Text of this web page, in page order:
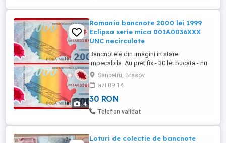
4
Romania bancnote 2000 lei 1999
Eclipsa serie mica 001A0036XXX
UNC necirculate
Bancnotele din imagini in stare
impecabila. Au pret fix - 30 lei bucata - nu
accept oferte sub acest pret. Nu fac
schimburi. Predarea personala in Sanpetru
sau Brasov Coresi Mall. Nu trimit in tara la
nimeni cu plata ramburs. Pentru detalii rog
sa fiu sunat la numarul afisat.
Sanpetru, Brasov
azi 09:14
30 RON
Telefon validat
Loturi de colectie de bancnote